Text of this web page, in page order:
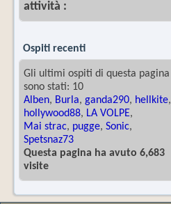
attività
Ospiti recenti
Gli ultimi ospiti di questa pagina
sono stati: 10
Alben, Burla, ganda290, hellkite,
hollywood88, LA VOLPE,
Mai strac, pugge, Sonic,
Spetsnaz73
Questa pagina ha avuto 6,683
visite